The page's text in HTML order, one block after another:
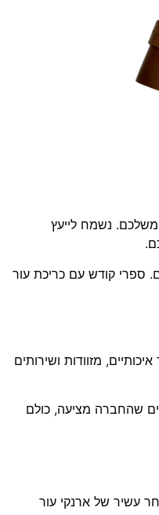
נשמח לייעץ
ספרי קודש עם כריכת עור
מזוודות ושירותים
שהחברה מציעה, כולם
עשיר של ארנקי עור